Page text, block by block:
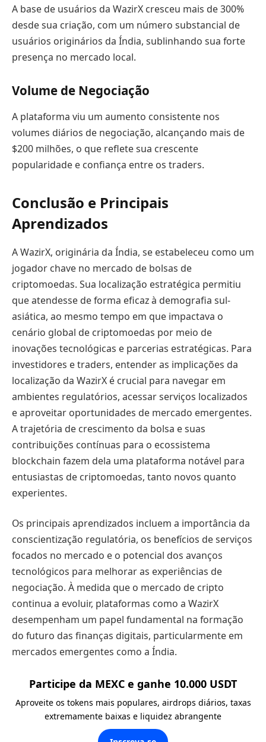
A base de usuários da WazirX cresceu mais de 300%
desde sua criação, com um número substancial de
usuários originários da Índia, sublinhando sua forte
presença no mercado local.
Volume de Negociação
A plataforma viu um aumento consistente nos
volumes diários de negociação, alcançando mais de
$200 milhões, o que reflete sua crescente
popularidade e confiança entre os traders.
Conclusão e Principais
Aprendizados
A WazirX, originária da Índia, se estabeleceu como um
jogador chave no mercado de bolsas de
criptomoedas. Sua localização estratégica permitiu
que atendesse de forma eficaz à demografia sul-
asiática, ao mesmo tempo em que impactava o
cenário global de criptomoedas por meio de
inovações tecnológicas e parcerias estratégicas. Para
investidores e traders, entender as implicações da
localização da WazirX é crucial para navegar em
ambientes regulatórios, acessar serviços localizados
e aproveitar oportunidades de mercado emergentes.
A trajetória de crescimento da bolsa e suas
contribuições contínuas para o ecossistema
blockchain fazem dela uma plataforma notável para
entusiastas de criptomoedas, tanto novos quanto
experientes.
Os principais aprendizados incluem a importância da
conscientização regulatória, os benefícios de serviços
focados no mercado e o potencial dos avanços
tecnológicos para melhorar as experiências de
negociação. À medida que o mercado de cripto
continua a evoluir, plataformas como a WazirX
desempenham um papel fundamental na formação
do futuro das finanças digitais, particularmente em
mercados emergentes como a Índia.
Participe da MEXC e ganhe 10.000 USDT
Aproveite os tokens mais populares, airdrops diários, taxas
extremamente baixas e liquidez abrangente